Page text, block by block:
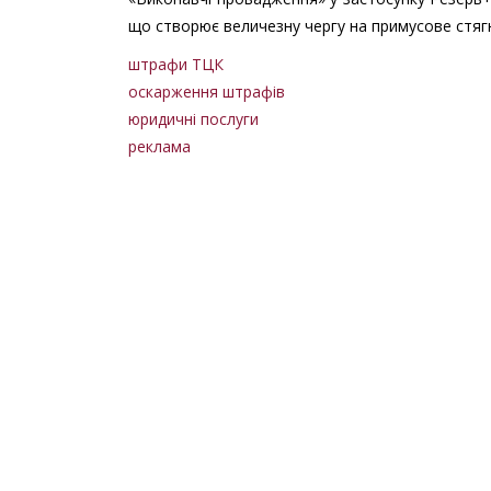
що створює величезну чергу на примусове
штрафи ТЦК
оскарження штрафів
юридичні послуги
реклама